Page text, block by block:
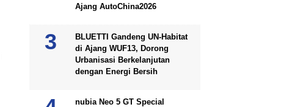
Ajang AutoChina2026
BLUETTI Gandeng UN-Habitat
di Ajang WUF13, Dorong
Urbanisasi Berkelanjutan
dengan Energi Bersih
nubia Neo 5 GT Special